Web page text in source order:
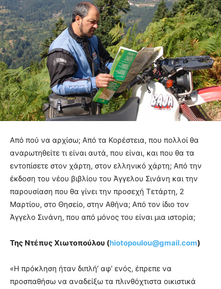
Από πού να αρχίσω; Από τα Κορέστεια, που πολλοί θα
αναρωτηθείτε τι είναι αυτά, που είναι, και που θα τα
εντοπίσετε στον χάρτη, στον ελληνικό χάρτη; Από την
έκδοση του νέου βιβλίου του Άγγελου Σινάνη και την
παρουσίαση που θα γίνει την προσεχή Τετάρτη, 2
Μαρτίου, στο Θησείο, στην Αθήνα; Από τον ίδιο τον
Άγγελο Σινάνη, που από μόνος του είναι μια ιστορία;
Της Ντέπυς Χιωτοπούλου (hiotopoulou@gmail.com)
«Η πρόκληση ήταν διπλή’ αφ’ ενός, έπρεπε να
προσπαθήσω να αναδείξω τα πλινθόχτιστα οικιστικά